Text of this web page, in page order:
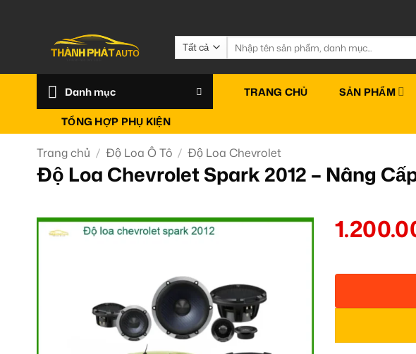
Tìm
kiếm:
Danh mục TRANG CHỦ SẢN PHẨM
TỔNG HỢP PHỤ KIỆN
Trang chủ / Độ Loa Ô Tô / Độ Loa Chevrolet
Độ Loa Chevrolet Spark 2012 – Nâng